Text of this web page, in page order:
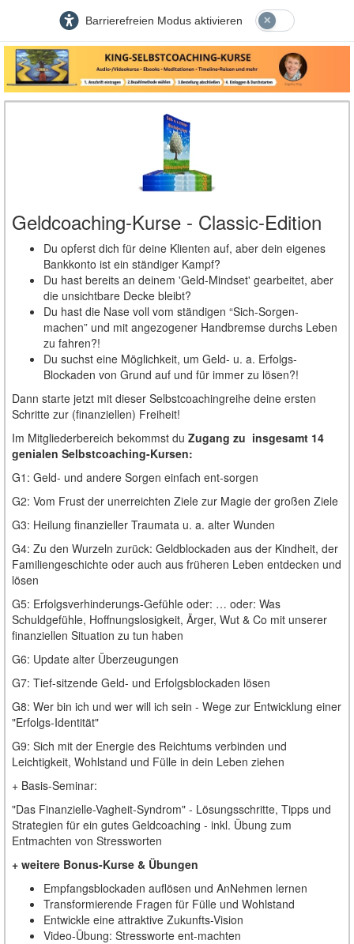
Barrierefreien Modus aktivieren
Geldcoaching-Kurse - Classic-Edition
Du opferst dich für deine Klienten auf, aber dein eigenes
Bankkonto ist ein ständiger Kampf?
Du hast bereits an deinem 'Geld-Mindset' gearbeitet, aber
die unsichtbare Decke bleibt?
Du hast die Nase voll vom ständigen “Sich-Sorgen-
machen” und mit angezogener Handbremse durchs Leben
zu fahren?!
Du suchst eine Möglichkeit, um Geld- u. a. Erfolgs-
Blockaden von Grund auf und für immer zu lösen?!
Dann starte jetzt mit dieser Selbstcoachingreihe deine ersten
Schritte zur (finanziellen) Freiheit!
Im Mitgliederbereich bekommst du Zugang zu insgesamt 14
genialen Selbstcoaching-Kursen:
G1: Geld- und andere Sorgen einfach ent-sorgen
G2: Vom Frust der unerreichten Ziele zur Magie der großen Ziele
G3: Heilung finanzieller Traumata u. a. alter Wunden
G4: Zu den Wurzeln zurück: Geldblockaden aus der Kindheit, der
Familiengeschichte oder auch aus früheren Leben entdecken und
lösen
G5: Erfolgsverhinderungs-Gefühle oder: … oder: Was
Schuldgefühle, Hoffnungslosigkeit, Ärger, Wut & Co mit unserer
finanziellen Situation zu tun haben
G6: Update alter Überzeugungen
G7: Tief-sitzende Geld- und Erfolgsblockaden lösen
G8: Wer bin ich und wer will ich sein - Wege zur Entwicklung einer
"Erfolgs-Identität"
G9: Sich mit der Energie des Reichtums verbinden und
Leichtigkeit, Wohlstand und Fülle in dein Leben ziehen
+ Basis-Seminar:
"Das Finanzielle-Vagheit-Syndrom" - Lösungsschritte, Tipps und
Strategien für ein gutes Geldcoaching - inkl. Übung zum
Entmachten von Stressworten
+ weitere Bonus-Kurse & Übungen
Empfangsblockaden auflösen und AnNehmen lernen
Transformierende Fragen für Fülle und Wohlstand
Entwickle eine attraktive Zukunfts-Vision
Video-Übung: Stressworte ent-machten